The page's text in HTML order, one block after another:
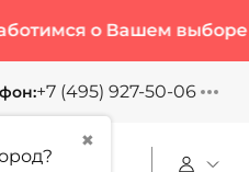
выборе Более
✖
+7 (495) 927-50-06